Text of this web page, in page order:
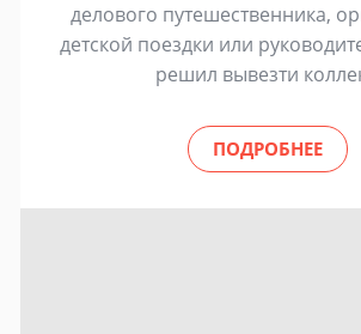
делового путешественника,
детской поездки или
решил вывезти
ПОДРОБНЕЕ